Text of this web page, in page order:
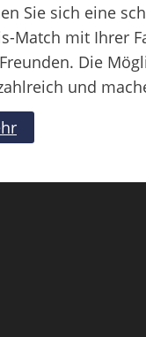
Sie sich eine
Match mit Ihrer
Die
und